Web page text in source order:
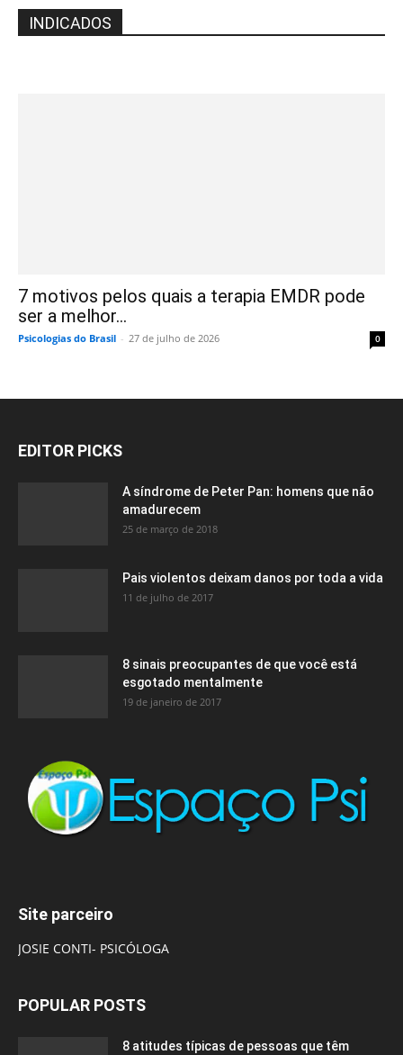
INDICADOS
7 motivos pelos quais a terapia EMDR pode
ser a melhor...
Psicologias do Brasil - 27 de julho de 2026 0
EDITOR PICKS
A síndrome de Peter Pan: homens que não
amadurecem
25 de março de 2018
Pais violentos deixam danos por toda a vida
11 de julho de 2017
8 sinais preocupantes de que você está
esgotado mentalmente
19 de janeiro de 2017
Site parceiro
JOSIE CONTI- PSICÓLOGA
POPULAR POSTS
8 atitudes típicas de pessoas que têm